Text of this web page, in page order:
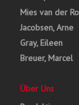
Mies van der
Jacobsen, Arne
Gray, Eileen
Breuer, Marcel
Über Uns